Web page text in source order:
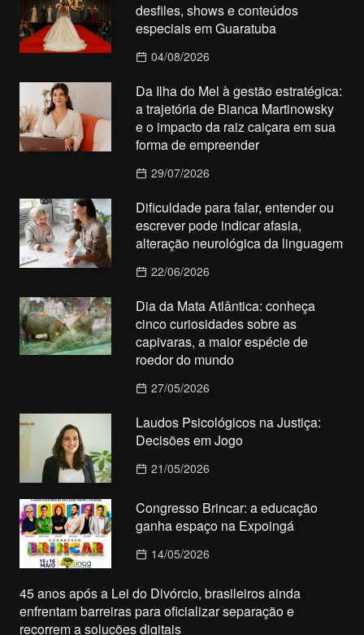
desfiles, shows e conteúdos
especiais em Guaratuba
04/08/2026
Da Ilha do Mel à gestão estratégica:
a trajetória de Bianca Martinowsky
e o impacto da raiz caiçara em sua
forma de empreender
29/07/2026
Dificuldade para falar, entender ou
escrever pode indicar afasia,
alteração neurológica da linguagem
22/06/2026
Dia da Mata Atlântica: conheça
cinco curiosidades sobre as
capivaras, a maior espécie de
roedor do mundo
27/05/2026
Laudos Psicológicos na Justiça:
Decisões em Jogo
21/05/2026
Congresso Brincar: a educação
ganha espaço na Expoingá
14/05/2026
45 anos após a Lei do Divórcio, brasileiros ainda
enfrentam barreiras para oficializar separação e
recorrem a soluções digitais